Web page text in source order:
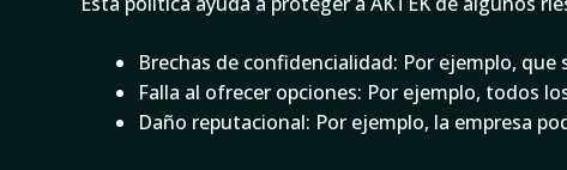
Brechas de confidencialidad: Por ejemplo,
Falla al ofrecer opciones: Por ejemplo, todos
Daño reputacional: Por ejemplo, la empresa